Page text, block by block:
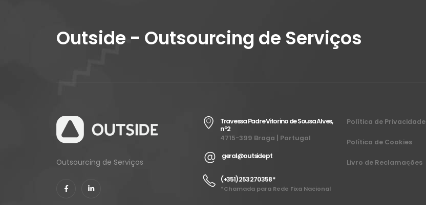
Outside - Outsourcing de Serviços
Outsourcing de Serviços
Travessa Padre Vitorino de Sousa Alves,
nº2
4715-399 Braga | Portugal
geral@outside.pt
(+351) 253 270 358 *
*Chamada para Rede Fixa Nacional
Política de Privacidade
Política de Cookies
Livro de Reclamações